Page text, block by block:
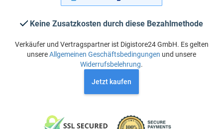
Keine Zusatzkosten durch diese Bezahlmethode
Verkäufer und Vertragspartner ist Digistore24 GmbH. Es gelten
unsereAllgemeinen Geschäftsbedingungen und unsere
Widerrufsbelehrung.
Jetzt kaufen